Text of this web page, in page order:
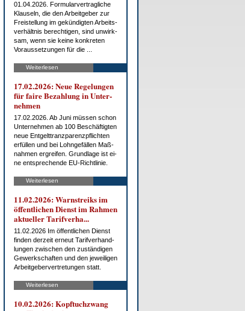
01.04.2026. For­mu­lar­ver­trag­li­che
Klau­seln, die den Ar­beit­ge­ber zur
Frei­stel­lung im ge­kün­dig­ten Ar­beits­
ver­hält­nis be­rech­ti­gen, sind un­wirk­
sam, wenn sie kei­ne kon­kre­ten
Vor­aus­set­zun­gen für die ...
Weiterlesen
17.02.2026: Neue Re­ge­lun­gen
für fai­re Be­zah­lung in Un­ter­
neh­men
17.02.2026. Ab Ju­ni müs­sen schon
Un­ter­neh­men ab 100 Be­schäf­tig­ten
neue Ent­gelt­tranz­pa­renz­pflich­ten
er­fül­len und bei Lohn­ge­fäl­len Maß­
nah­men er­grei­fen. Grund­la­ge ist ei­
ne ent­spre­chen­de EU-Richt­li­nie.
Weiterlesen
11.02.2026: Warn­streiks im
öf­fent­li­chen Dienst im Rah­men
ak­tu­el­ler Ta­rif­ver­ha...
11.02.2026 Im öf­fent­li­chen Dienst
fin­den der­zeit er­neut Ta­rif­ver­hand­
lun­gen zwi­schen den zu­stän­di­gen
Ge­werk­schaf­ten und den je­wei­li­gen
Ar­beit­ge­ber­ver­tre­tun­gen statt.
Weiterlesen
10.02.2026: Kopf­tuch­zwang